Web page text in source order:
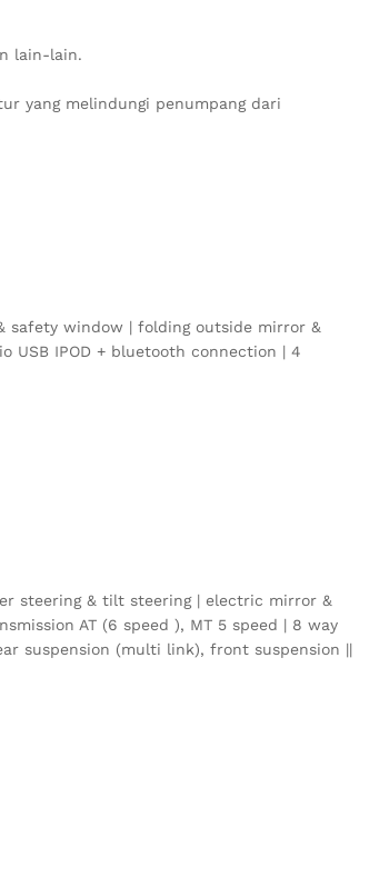
lain-lain.
yang melindungi penumpang dari
safety window | folding outside mirror &
USB IPOD + bluetooth connection | 4
steering & tilt steering | electric mirror &
AT (6 speed ), MT 5 speed | 8 way
suspension (multi link), front suspension ||